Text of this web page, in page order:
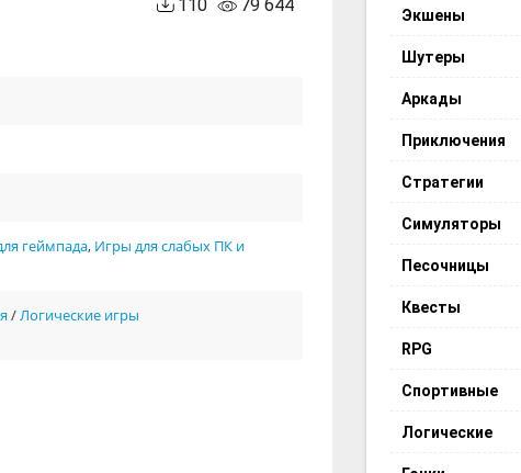
79 644
110
геймпада, Игры для слабых ПК и
/Логические игры
Экшены
Шутеры
Аркады
Приключения
Стратегии
Симуляторы
Песочницы
Квесты
RPG
Спортивные
Логические